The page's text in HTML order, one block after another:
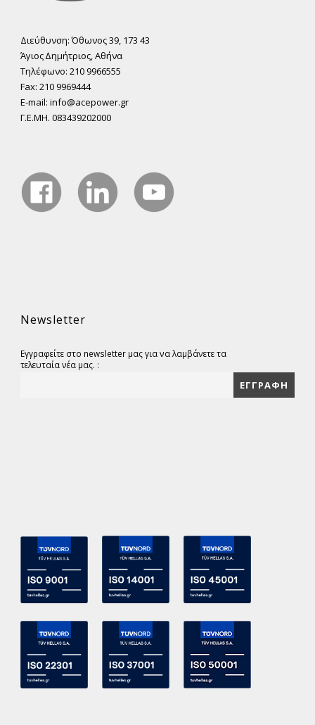
Διεύθυνση: Όθωνος 39, 173 43
Άγιος ∆ηµήτριος, Αθήνα
Τηλέφωνο: 210 9966555
Fax: 210 9969444
E-mail: info@acepower.gr
Γ.Ε.ΜΗ. 083439202000
Newsletter
Εγγραφείτε στο newsletter μας για να λαμβάνετε τα
τελευταία νέα μας. :